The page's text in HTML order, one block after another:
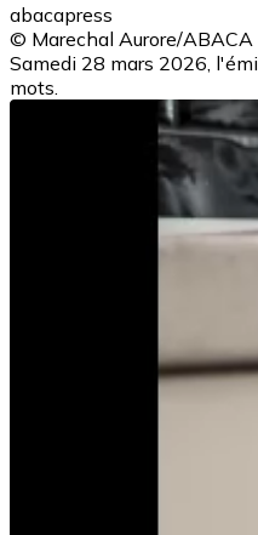
abacapress
© Marechal Aurore/ABACA
Samedi 28 mars 2026,
mots.